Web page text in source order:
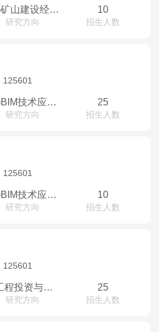
(03)矿山建设经济评价与决策
研究方向
10
招生人数
125601
(04)BIM技术应用与数据分析
研究方向
25
招生人数
125601
(04)BIM技术应用与数据分析
研究方向
10
招生人数
125601
01工程投资与造价管理； 02工程项目优化与控制； 03矿山建设经济评价与决策； 04BIM技术应用与数据分析
研究方向
25
招生人数